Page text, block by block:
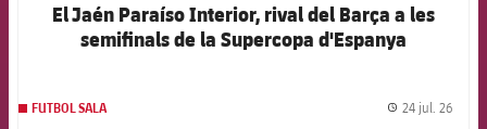
El Jaén Paraíso Interior, rival del Barça a les
semifinals de la Supercopa d'Espanya
FUTBOL SALA 24 jul. 26